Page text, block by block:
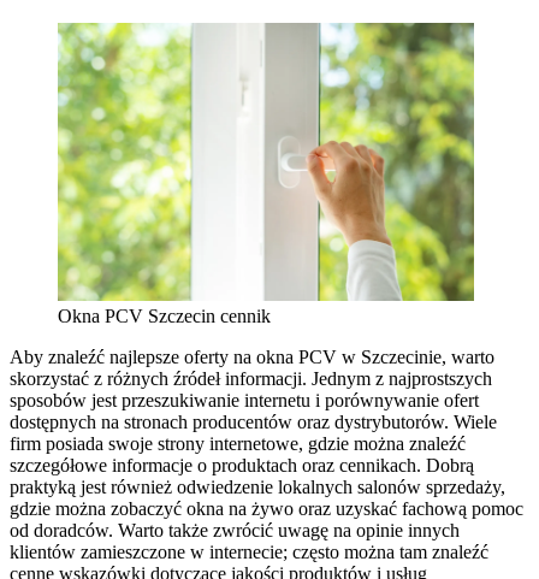
Okna PCV Szczecin cennik
Aby znaleźć najlepsze oferty na okna PCV w Szczecinie, warto
skorzystać z różnych źródeł informacji. Jednym z najprostszych
sposobów jest przeszukiwanie internetu i porównywanie ofert
dostępnych na stronach producentów oraz dystrybutorów. Wiele
firm posiada swoje strony internetowe, gdzie można znaleźć
szczegółowe informacje o produktach oraz cennikach. Dobrą
praktyką jest również odwiedzenie lokalnych salonów sprzedaży,
gdzie można zobaczyć okna na żywo oraz uzyskać fachową pomoc
od doradców. Warto także zwrócić uwagę na opinie innych
klientów zamieszczone w internecie; często można tam znaleźć
cenne wskazówki dotyczące jakości produktów i usług